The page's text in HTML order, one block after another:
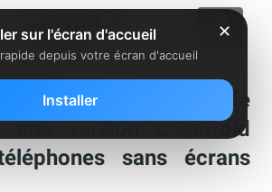
l’intention de
une version d’Android
sans écrans
✕
sur l'écran d'accueil
depuis votre écran d'accueil
Installer